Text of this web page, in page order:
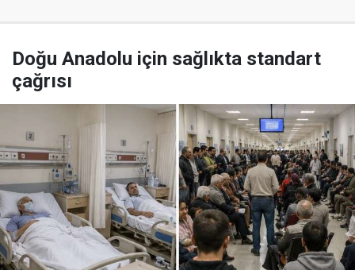
Doğu Anadolu için sağlıkta standart
çağrısı